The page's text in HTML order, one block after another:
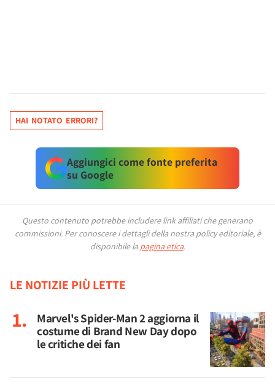
HAI NOTATO ERRORI?
Aggiungici come fonte preferita
su Google
Questo contenuto potrebbe includere link affiliati che generano
commissioni. Per conoscere i dettagli della nostra policy editoriale, è
disponibile la pagina etica.
LE NOTIZIE PIÙ LETTE
Marvel's Spider-Man 2 aggiorna il
costume di Brand New Day dopo
le critiche dei fan